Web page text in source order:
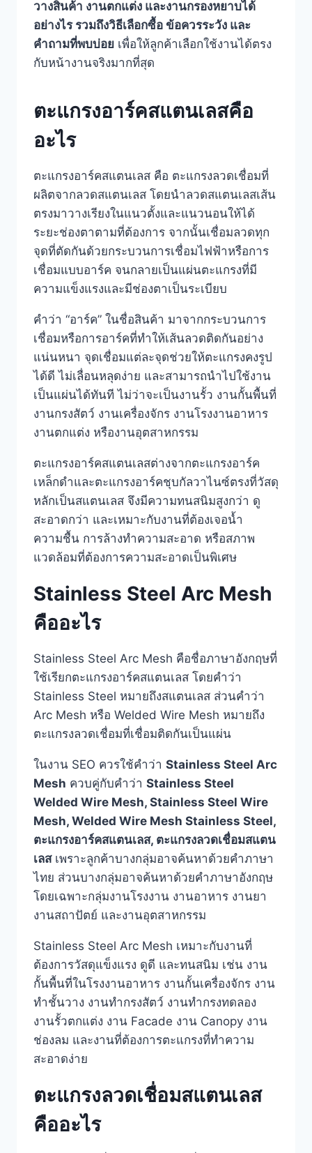
วางสินค้า งานตกแต่ง และงานกรองหยาบได้
อย่างไร รวมถึงวิธีเลือกซื้อ ข้อควรระวัง และ
คำถามที่พบบ่อย เพื่อให้ลูกค้าเลือกใช้งานได้ตรง
กับหน้างานจริงมากที่สุด
ตะแกรงอาร์คสแตนเลสคือ
อะไร
ตะแกรงอาร์คสแตนเลส คือ ตะแกรงลวดเชื่อมที่
ผลิตจากลวดสแตนเลส โดยนำลวดสแตนเลสเส้น
ตรงมาวางเรียงในแนวตั้งและแนวนอนให้ได้
ระยะช่องตาตามที่ต้องการ จากนั้นเชื่อมลวดทุก
จุดที่ตัดกันด้วยกระบวนการเชื่อมไฟฟ้าหรือการ
เชื่อมแบบอาร์ค จนกลายเป็นแผ่นตะแกรงที่มี
ความแข็งแรงและมีช่องตาเป็นระเบียบ
คำว่า “อาร์ค” ในชื่อสินค้า มาจากกระบวนการ
เชื่อมหรือการอาร์คที่ทำให้เส้นลวดติดกันอย่าง
แน่นหนา จุดเชื่อมแต่ละจุดช่วยให้ตะแกรงคงรูป
ได้ดี ไม่เลื่อนหลุดง่าย และสามารถนำไปใช้งาน
เป็นแผ่นได้ทันที ไม่ว่าจะเป็นงานรั้ว งานกั้นพื้นที่
งานกรงสัตว์ งานเครื่องจักร งานโรงงานอาหาร
งานตกแต่ง หรืองานอุตสาหกรรม
ตะแกรงอาร์คสแตนเลสต่างจากตะแกรงอาร์ค
เหล็กดำและตะแกรงอาร์คชุบกัลวาไนซ์ตรงที่วัสดุ
หลักเป็นสแตนเลส จึงมีความทนสนิมสูงกว่า ดู
สะอาดกว่า และเหมาะกับงานที่ต้องเจอน้ำ
ความชื้น การล้างทำความสะอาด หรือสภาพ
แวดล้อมที่ต้องการความสะอาดเป็นพิเศษ
Stainless Steel Arc Mesh
คืออะไร
Stainless Steel Arc Mesh คือชื่อภาษาอังกฤษที่
ใช้เรียกตะแกรงอาร์คสแตนเลส โดยคำว่า
Stainless Steel หมายถึงสแตนเลส ส่วนคำว่า
Arc Mesh หรือ Welded Wire Mesh หมายถึง
ตะแกรงลวดเชื่อมที่เชื่อมติดกันเป็นแผ่น
ในงาน SEO ควรใช้คำว่า Stainless Steel Arc
Mesh ควบคู่กับคำว่า Stainless Steel
Welded Wire Mesh, Stainless Steel Wire
Mesh, Welded Wire Mesh Stainless Steel,
ตะแกรงอาร์คสแตนเลส, ตะแกรงลวดเชื่อมสแตน
เลสเพราะลูกค้าบางกลุ่มอาจค้นหาด้วยคำภาษา
ไทย ส่วนบางกลุ่มอาจค้นหาด้วยคำภาษาอังกฤษ
โดยเฉพาะกลุ่มงานโรงงาน งานอาหาร งานยา
งานสถาปัตย์ และงานอุตสาหกรรม
Stainless Steel Arc Mesh เหมาะกับงานที่
ต้องการวัสดุแข็งแรง ดูดี และทนสนิม เช่น งาน
กั้นพื้นที่ในโรงงานอาหาร งานกั้นเครื่องจักร งาน
ทำชั้นวาง งานทำกรงสัตว์ งานทำกรงทดลอง
งานรั้วตกแต่ง งาน Facade งาน Canopy งาน
ช่องลม และงานที่ต้องการตะแกรงที่ทำความ
สะอาดง่าย
ตะแกรงลวดเชื่อมสแตนเลส
คืออะไร